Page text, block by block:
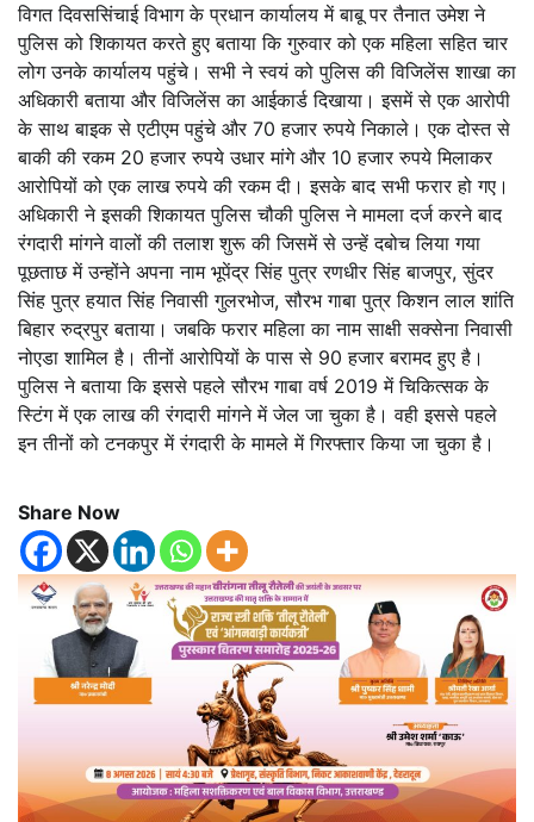
विगत दिवससिंचाई विभाग के प्रधान कार्यालय में बाबू पर तैनात उमेश ने
पुलिस को शिकायत करते हुए बताया कि गुरुवार को एक महिला सहित चार
लोग उनके कार्यालय पहुंचे। सभी ने स्वयं को पुलिस की विजिलेंस शाखा का
अधिकारी बताया और विजिलेंस का आईकार्ड दिखाया। इसमें से एक आरोपी
के साथ बाइक से एटीएम पहुंचे और 70 हजार रुपये निकाले। एक दोस्त से
बाकी की रकम 20 हजार रुपये उधार मांगे और 10 हजार रुपये मिलाकर
आरोपियों को एक लाख रुपये की रकम दी। इसके बाद सभी फरार हो गए।
अधिकारी ने इसकी शिकायत पुलिस चौकी पुलिस ने मामला दर्ज करने बाद
रंगदारी मांगने वालों की तलाश शुरू की जिसमें से उन्हें दबोच लिया गया
पूछताछ में उन्होंने अपना नाम भूपेंद्र सिंह पुत्र रणधीर सिंह बाजपुर, सुंदर
सिंह पुत्र हयात सिंह निवासी गुलरभोज, सौरभ गाबा पुत्र किशन लाल शांति
बिहार रुद्रपुर बताया। जबकि फरार महिला का नाम साक्षी सक्सेना निवासी
नोएडा शामिल है। तीनों आरोपियों के पास से 90 हजार बरामद हुए है।
पुलिस ने बताया कि इससे पहले सौरभ गाबा वर्ष 2019 में चिकित्सक के
स्टिंग में एक लाख की रंगदारी मांगने में जेल जा चुका है। वही इससे पहले
इन तीनों को टनकपुर में रंगदारी के मामले में गिरफ्तार किया जा चुका है।
Share Now